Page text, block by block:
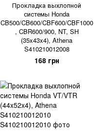
Прокладка выхлопной
системы Honda
CB500/CB600/CBF600/CBF1000
, CBR600/900, NT, SH
(35x43x4), Athena
S410210012008
168 грн